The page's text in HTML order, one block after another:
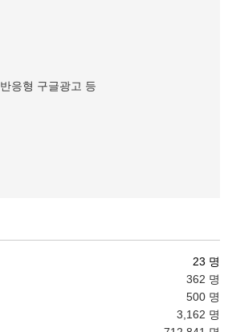
반응형 구글광고 등
23 명
362 명
500 명
3,162 명